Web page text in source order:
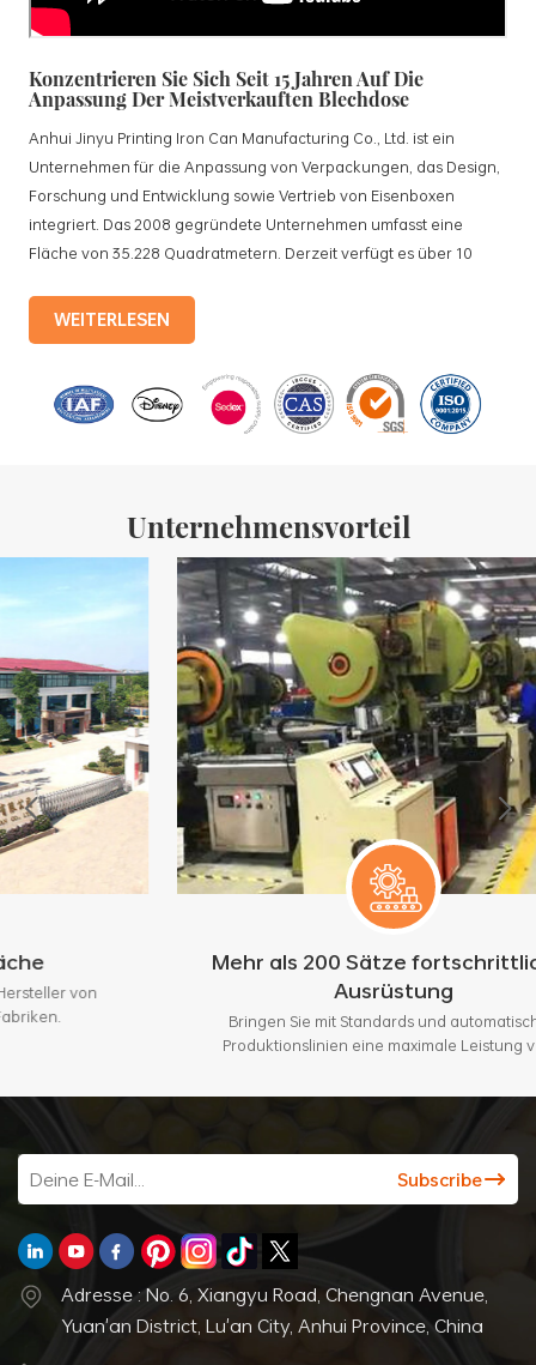
Konzentrieren Sie Sich Seit 15 Jahren Auf Die
Anpassung Der Meistverkauften Blechdose
Anhui Jinyu Printing Iron Can Manufacturing Co., Ltd. ist ein
Unternehmen für die Anpassung von Verpackungen, das Design,
Forschung und Entwicklung sowie Vertrieb von Eisenboxen
integriert. Das 2008 gegründete Unternehmen umfasst eine
Fläche von 35.228 Quadratmetern. Derzeit verfügt es über 10
Produktionslinien mit einer monatlichen Produktion von 3,5
Millionen Eisenkisten. Zu den Produkten des Unternehmens
Werbegeschenkdosen und Weißblechschalen usw.
Standardisierte Produktionslinien und 15 vollautomatische
WEITERLESEN
Unternehmensvorteil
Mehr als 200 Sätze fortschrittlicher
Ausrüstung
Bringen Sie mit Standards und automatischen
Produktionslinien eine maximale Leistung von 3
Adresse : No. 6, Xiangyu Road, Chengnan Avenue,
Yuan'an District, Lu'an City, Anhui Province, China